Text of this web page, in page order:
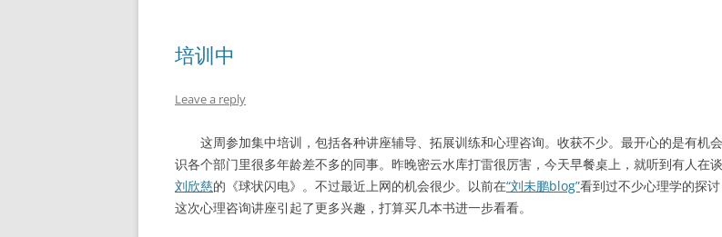
培训中
Leave a reply
这周参加集中培训，包括各种讲座辅导、拓展训练和心理咨询。收获不少。最开心的是有机
识各个部门里很多年龄差不多的同事。昨晚密云水库打雷很厉害，今天早餐桌上，就听到有人在
刘欣慈的《球状闪电》。不过最近上网的机会很少。以前在“刘未鹏blog”看到过不少心理学的探讨
这次心理咨询讲座引起了更多兴趣，打算买几本书进一步看看。